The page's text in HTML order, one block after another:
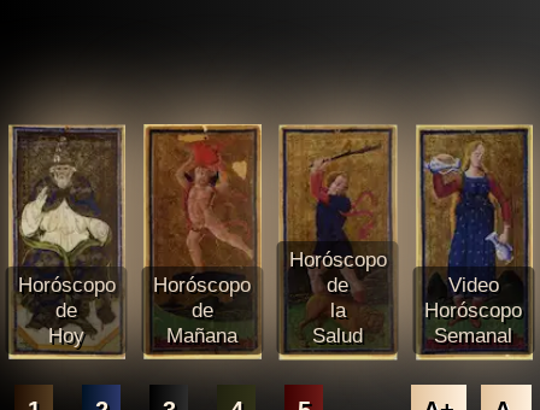
Horóscopo
de
Hoy
Horóscopo
de
Mañana
Horóscopo
de
la
Salud
Video
Horóscopo
Semanal